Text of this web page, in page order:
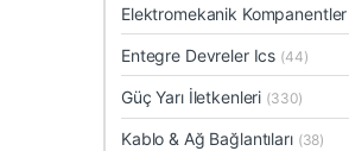
Elektromekanik Kompanentler
Entegre Devreler Ics (44)
Güç Yarı İletkenleri (330)
Kablo & Ağ Bağlantıları (38)